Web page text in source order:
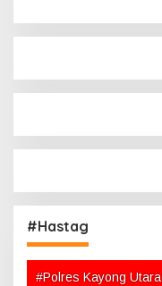
#Hastag
#Polres Kayong Utara